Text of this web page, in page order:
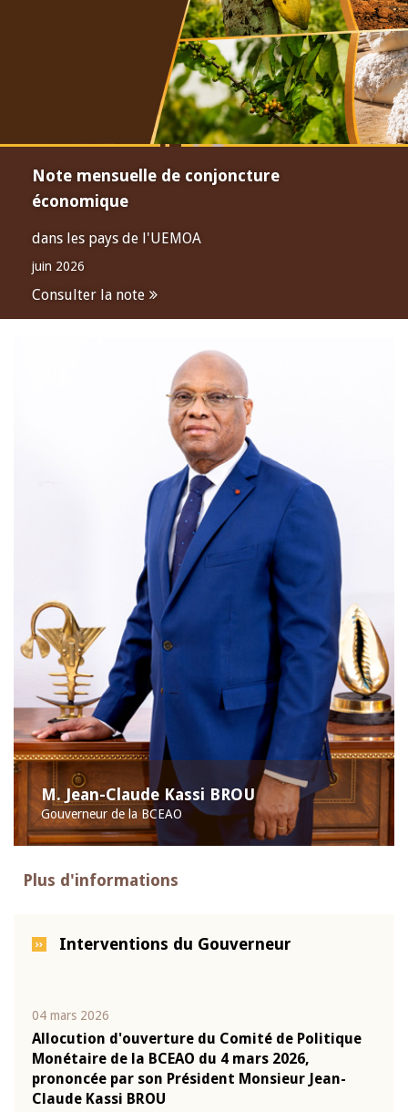
Note mensuelle de conjoncture
économique
dans les pays de l'UEMOA
juin 2026
Consulter la note
M. Jean-Claude Kassi BROU
Gouverneur de la BCEAO
Plus d'informations
Interventions du Gouverneur
04 mars 2026
Allocution d'ouverture du Comité de Politique
Monétaire de la BCEAO du 4 mars 2026,
prononcée par son Président Monsieur Jean-
Claude Kassi BROU